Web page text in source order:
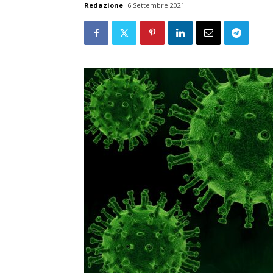
Redazione 6 Settembre 2021